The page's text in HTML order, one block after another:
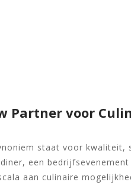
Partner voor
staat voor kwaliteit,
een
aan culinaire